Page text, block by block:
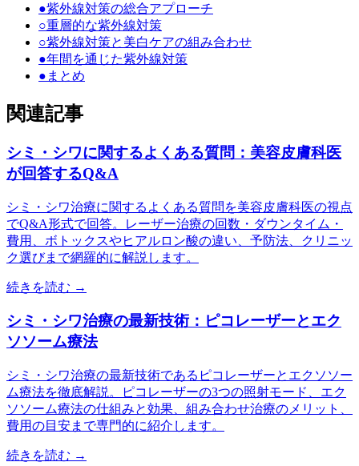
●紫外線対策の総合アプローチ
○重層的な紫外線対策
○紫外線対策と美白ケアの組み合わせ
●年間を通じた紫外線対策
● まとめ
関連記事
シミ・シワに関するよくある質問：美容皮膚科医
が回答するQ&A
シミ・シワ治療に関するよくある質問を美容皮膚科医の視点
でQ&A形式で回答。レーザー治療の回数・ダウンタイム・
費用、ボトックスやヒアルロン酸の違い、予防法、クリニッ
ク選びまで網羅的に解説します。
続きを読む →
シミ・シワ治療の最新技術：ピコレーザーとエク
ソソーム療法
シミ・シワ治療の最新技術であるピコレーザーとエクソソー
ム療法を徹底解説。ピコレーザーの3つの照射モード、エク
ソソーム療法の仕組みと効果、組み合わせ治療のメリット、
費用の目安まで専門的に紹介します。
続きを読む →